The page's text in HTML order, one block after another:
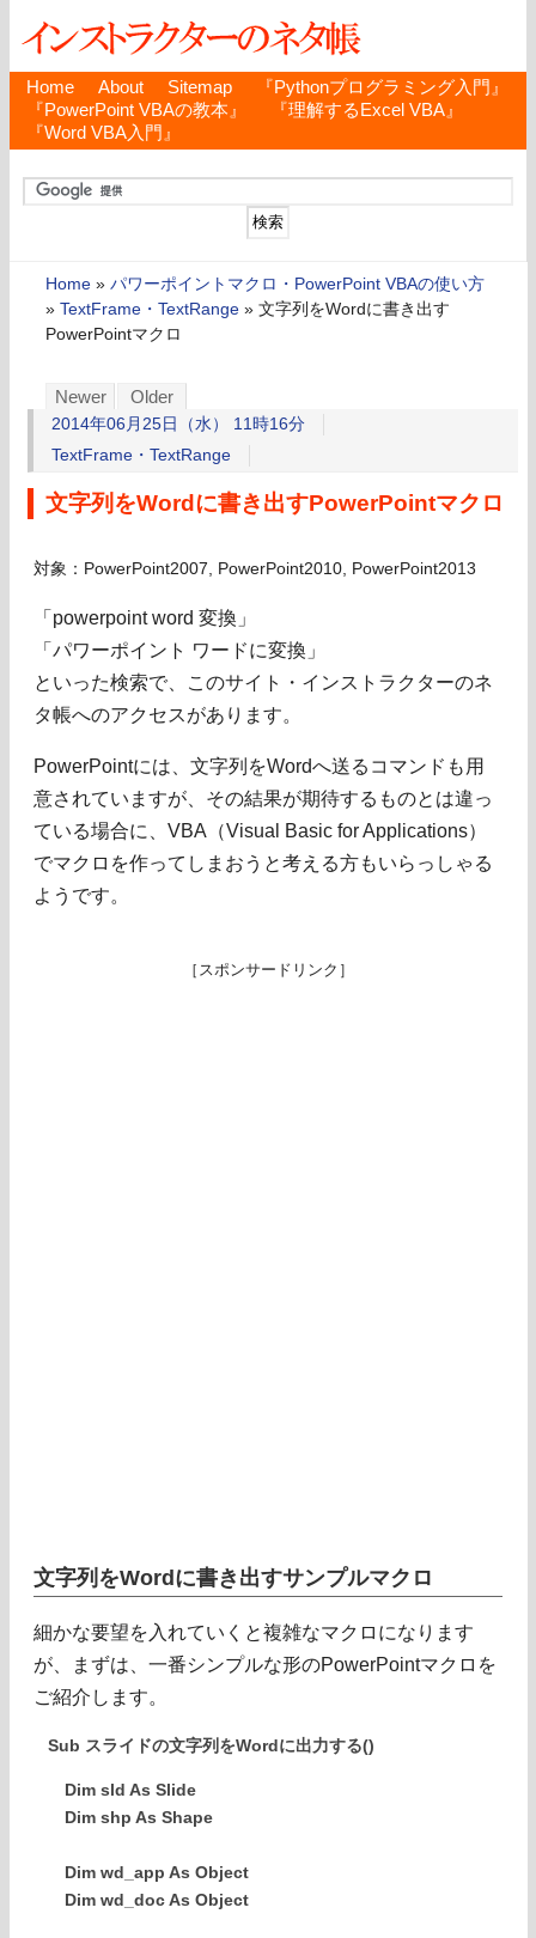
Home About Sitemap
『Pythonプログラミング入門』
『PowerPoint VBAの教本』
『理解するExcel VBA』
『Word VBA入門』
Home » パワーポイントマクロ・PowerPoint VBAの使い方
» TextFrame・TextRange » 文字列をWordに書き出す
PowerPointマクロ
Newer Older
2014年06月25日（水） 11時16分
TextFrame・TextRange
文字列をWordに書き出すPowerPointマクロ
対象：PowerPoint2007, PowerPoint2010, PowerPoint2013
「powerpoint word 変換」
「パワーポイント ワードに変換」
といった検索で、このサイト・インストラクターのネ
タ帳へのアクセスがあります。
PowerPointには、文字列をWordへ送るコマンドも用
意されていますが、その結果が期待するものとは違っ
ている場合に、VBA（Visual Basic for Applications）
でマクロを作ってしまおうと考える方もいらっしゃる
ようです。
［スポンサードリンク］
文字列をWordに書き出すサンプルマクロ
細かな要望を入れていくと複雑なマクロになります
が、まずは、一番シンプルな形のPowerPointマクロを
ご紹介します。
Sub スライドの文字列をWordに出力する()
Dim sld As Slide
Dim shp As Shape
Dim wd_app As Object
Dim wd_doc As Object